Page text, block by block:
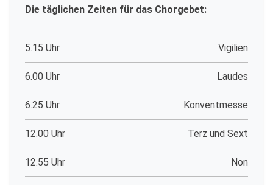
Die täglichen Zeiten für das Chorgebet:
5.15 Uhr Vigilien
6.00 Uhr Laudes
6.25 Uhr Konventmesse
12.00 Uhr Terz und Sext
12.55 Uhr Non